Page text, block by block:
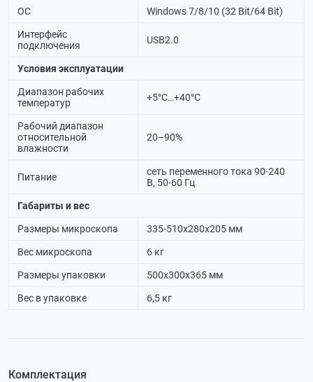
ОС Windows 7/8/10 (32 Bit/64 Bit)
Интерфейс
подключения
USB2.0
Условия эксплуатации
Диапазон рабочих
температур
+5°C…+40°C
Рабочий диапазон
относительной
влажности
20–90%
Питание
сеть переменного тока 90-240
В, 50-60 Гц
Габариты и вес
Размеры микроскопа 335-510х280х205 мм
Вес микроскопа 6 кг
Размеры упаковки 500х300х365 мм
Вес в упаковке 6,5 кг
Комплектация